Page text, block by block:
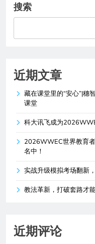
搜索
近期文章
藏在课堂里的“安心”|穗
课堂
科大讯飞成为
2026WWEC世界教育
名中！
实战升级模拟考场翻新
教法革新，打破套路才
近期评论